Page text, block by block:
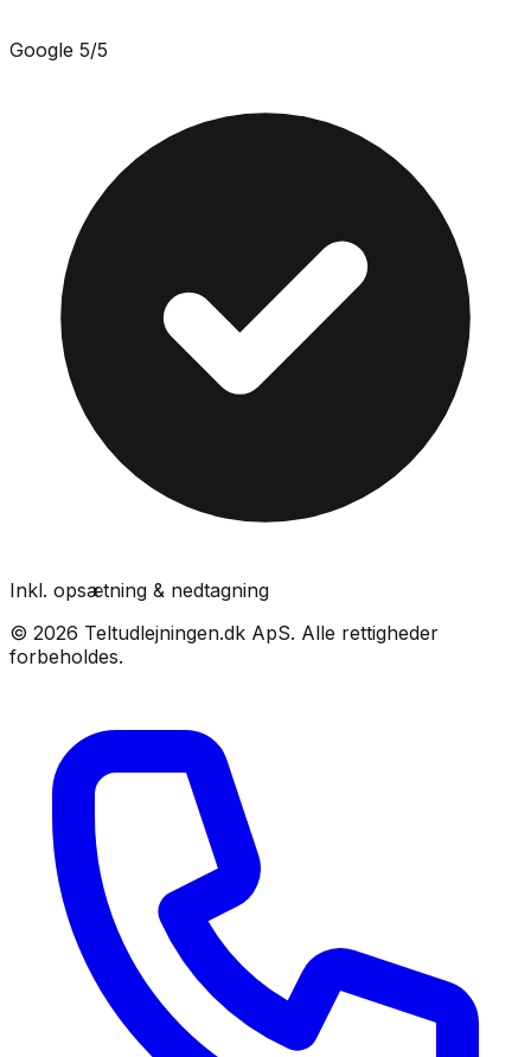
Google 5/5
Inkl. opsætning & nedtagning
© 2026 Teltudlejningen.dk ApS. Alle rettigheder
forbeholdes.